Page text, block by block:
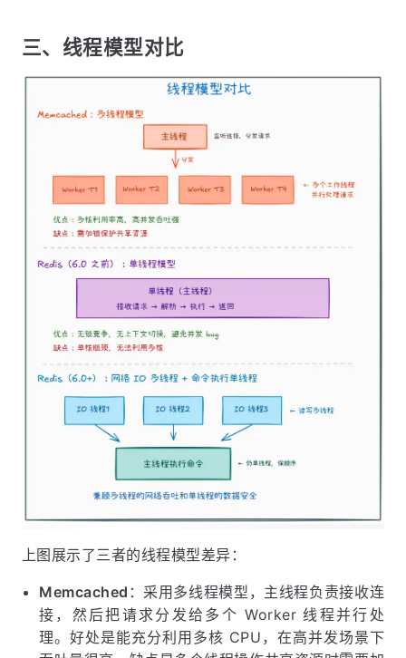
三、线程模型对比
上图展示了三者的线程模型差异：
Memcached ：采用多线程模型，主线程负责接收连
接，然后把请求分发给多个 Worker 线程并行处
理。好处是能充分利用多核 CPU，在高并发场景下